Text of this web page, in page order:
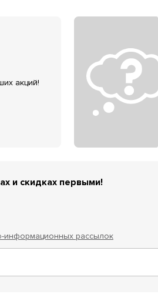
акций!
и скидках первыми!
информационных рассылок